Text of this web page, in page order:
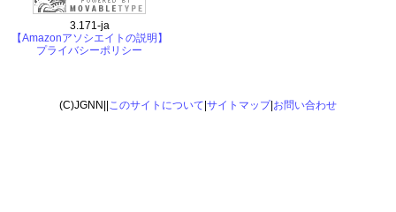
3.171-ja
【Amazonアソシエイトの説明】
プライバシーポリシー
(C)JGNN|| このサイトについて サイトマップ| お問い合わせ